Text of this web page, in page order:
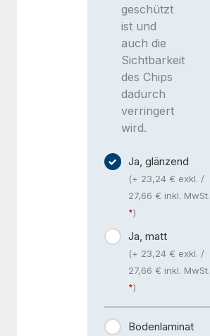
geschützt
ist und
auch die
Sichtbarkeit
des Chips
dadurch
verringert
wird.
Ja, glänzend
(+ 23,24 € exkl. /
27,66 € inkl. MwSt.
)
Ja, matt
(+ 23,24 € exkl. /
27,66 € inkl. MwSt.
)
Bodenlaminat